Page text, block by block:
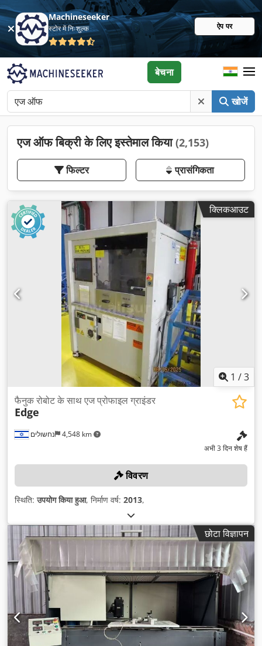
Machineseeker
स्टोर में निःशुल्क ऐप पर
खोजें
बेचना
एज ऑफ बिक्री के लिए इस्तेमाल किया(2,153)
फिल्टर प्रासंगिकता
क्लिकआउट
1 /3
נחשולים 4,548 km
फैनुक रोबोट के साथ एज प्रोफाइल ग्राइंडर
Edge
अभी 3 दिन शेष हैं
विवरण
स्थिति:उपयोग किया हुआ, निर्माण वर्ष: 2013,
छोटा विज्ञापन